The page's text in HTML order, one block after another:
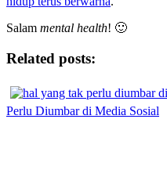
Salam mental health! 🙂
Related posts:
Perlu Diumbar di Media Sosial